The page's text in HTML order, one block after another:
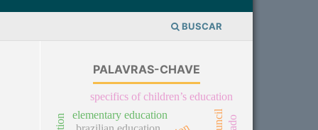
BUSCAR
PALAVRAS-CHAVE
elementary education
specifics of children’s education